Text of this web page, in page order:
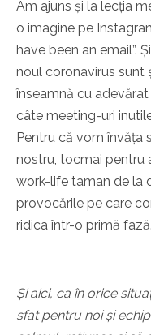
Am ajuns și la lecția
o imagine pe
have been an email”.
noul coronavirus sunt
înseamnă cu
câte meeting-uri
Pentru că vom învăța
nostru, tocmai pentru
work-life taman de la
provocările pe care
ridica într-o primă fază.
Și aici, ca în orice
sfat pentru noi și